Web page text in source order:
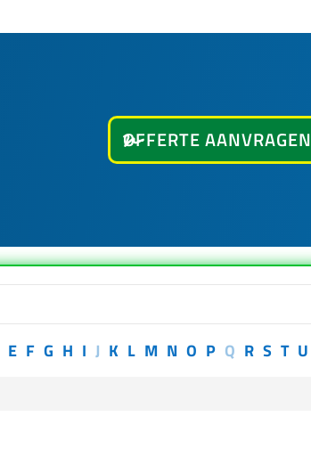
OFFERTE AANVRAGEN
E F G H I J K L M N O P Q R S T U